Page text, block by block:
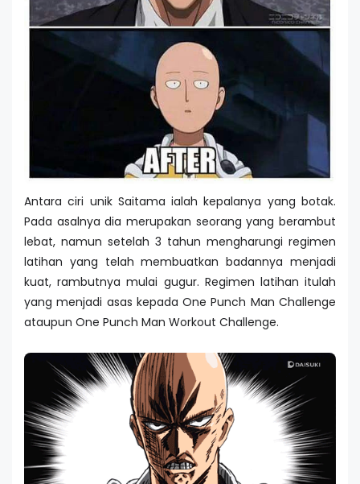
Antara ciri unik Saitama ialah kepalanya yang botak.
Pada asalnya dia merupakan seorang yang berambut
lebat, namun setelah 3 tahun mengharungi regimen
latihan yang telah membuatkan badannya menjadi
kuat, rambutnya mulai gugur. Regimen latihan itulah
yang menjadi asas kepada One Punch Man Challenge
ataupun One Punch Man Workout Challenge.